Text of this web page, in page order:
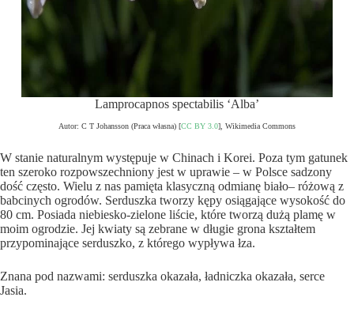
Lamprocapnos spectabilis ‘Alba’
Autor: C T Johansson (Praca własna) [CC BY 3.0], Wikimedia Commons
W stanie naturalnym występuje w Chinach i Korei. Poza tym gatunek
ten szeroko rozpowszechniony jest w uprawie – w Polsce sadzony
dość często. Wielu z nas pamięta klasyczną odmianę biało– różową z
babcinych ogrodów. Serduszka tworzy kępy osiągające wysokość do
80 cm. Posiada niebiesko-zielone liście, które tworzą dużą plamę w
moim ogrodzie. Jej kwiaty są zebrane w długie grona kształtem
przypominające serduszko, z którego wypływa łza.
Znana pod nazwami: serduszka okazała, ładniczka okazała, serce
Jasia.